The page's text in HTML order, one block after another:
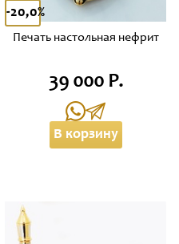
Печать настольная нефрит
-20,0%
39 000 Р.
В корзину